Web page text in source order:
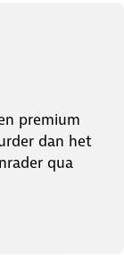
premium
dan het
qua